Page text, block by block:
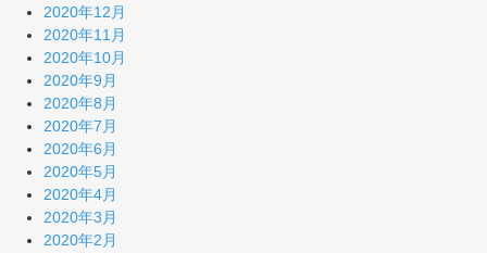
2020年12月
2020年11月
2020年10月
2020年9月
2020年8月
2020年7月
2020年6月
2020年5月
2020年4月
2020年3月
2020年2月